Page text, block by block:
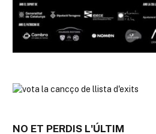
NO ET PERDIS L'ÚLTIM